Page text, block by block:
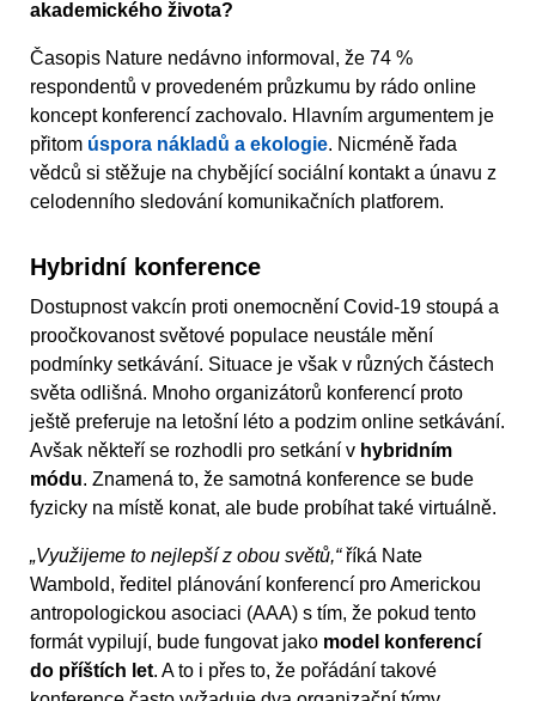
akademického života?
Časopis Nature nedávno informoval, že 74 %
respondentů v provedeném průzkumu by rádo online
koncept konferencí zachovalo. Hlavním argumentem je
přitom úspora nákladů a ekologie. Nicméně řada
vědců si stěžuje na chybějící sociální kontakt a únavu z
celodenního sledování komunikačních platforem.
Hybridní konference
Dostupnost vakcín proti onemocnění Covid-19 stoupá a
proočkovanost světové populace neustále mění
podmínky setkávání. Situace je však v různých částech
světa odlišná. Mnoho organizátorů konferencí proto
ještě preferuje na letošní léto a podzim online setkávání.
Avšak někteří se rozhodli pro setkání v hybridním
módu. Znamená to, že samotná konference se bude
fyzicky na místě konat, ale bude probíhat také virtuálně.
„Využijeme to nejlepší z obou světů,“říká Nate
Wambold, ředitel plánování konferencí pro Americkou
antropologickou asociaci (AAA) s tím, že pokud tento
formát vypilují, bude fungovat jako model konferencí
do příštích let. A to i přes to, že pořádání takové